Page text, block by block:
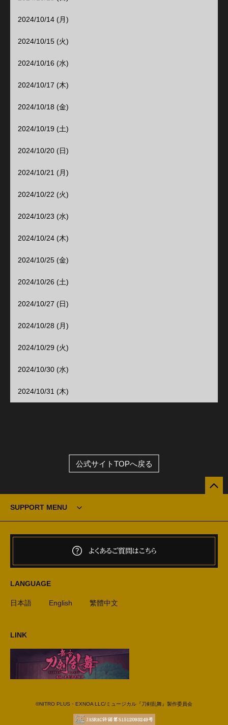
2024/10/14 (月)
2024/10/15 (火)
2024/10/16 (水)
2024/10/17 (木)
2024/10/18 (金)
2024/10/19 (土)
2024/10/20 (日)
2024/10/21 (月)
2024/10/22 (火)
2024/10/23 (水)
2024/10/24 (木)
2024/10/25 (金)
2024/10/26 (土)
2024/10/27 (日)
2024/10/28 (月)
2024/10/29 (火)
2024/10/30 (水)
2024/10/31 (木)
公式サイトTOPへ戻る
SUPPORT MENU
よくあるご質問はこちら
LANGUAGE
日本語 English 繁體中文
LINK
©NITRO PLUS・EXNOA LLC/ミュージカル『刀剣乱舞』製作委員会